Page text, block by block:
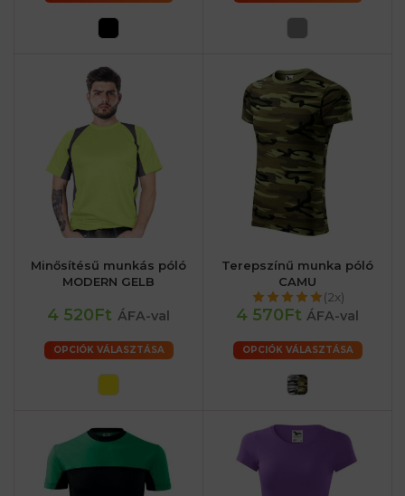
Minősítésű munkás póló
MODERN GELB
4 520Ft ÁFA-val
OPCIÓK VÁLASZTÁSA
Terepszínű munka póló
CAMU
(2x)
4 570Ft ÁFA-val
OPCIÓK VÁLASZTÁSA